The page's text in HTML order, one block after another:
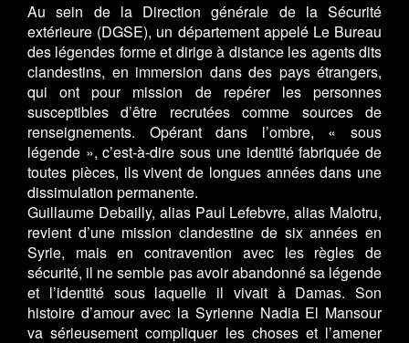
Au sein de la Direction générale de la Sécurité
extérieure (DGSE), un département appelé Le Bureau
des légendes forme et dirige à distance les agents dits
clandestins, en immersion dans des pays étrangers,
qui ont pour mission de repérer les personnes
susceptibles d’être recrutées comme sources de
renseignements. Opérant dans l’ombre, « sous
légende », c’est-à-dire sous une identité fabriquée de
toutes pièces, ils vivent de longues années dans une
dissimulation permanente.
Guillaume Debailly, alias Paul Lefebvre, alias Malotru,
revient d’une mission clandestine de six années en
Syrie, mais en contravention avec les règles de
sécurité, il ne semble pas avoir abandonné sa légende
et l’identité sous laquelle il vivait à Damas. Son
histoire d’amour avec la Syrienne Nadia El Mansour
va sérieusement compliquer les choses et l’amener